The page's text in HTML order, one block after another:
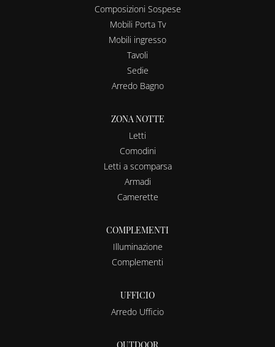
Composizioni Sospese
Mobili Porta Tv
Mobili ingresso
Tavoli
Sedie
Arredo Bagno
ZONA NOTTE
Letti
Comodini
Letti a scomparsa
Armadi
Camerette
COMPLEMENTI
Illuminazione
Complementi
UFFICIO
Arredo Ufficio